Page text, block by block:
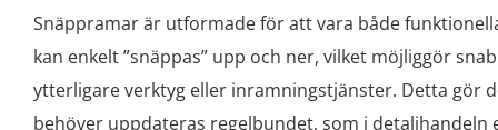
Snäppramar är utformade för att vara både
kan enkelt ”snäppas” upp och ner, vilket möjliggör
ytterligare verktyg eller inramningstjänster. Detta gör
behöver uppdateras regelbundet, som i detaljhandeln